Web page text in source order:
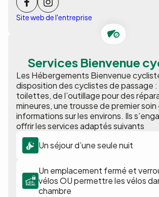
Site web de l'entreprise
Services Bienvenue
Les Hébergements Bienvenue
disposition des cyclistes de passage :
toilettes, de l’outillage pour des
mineures, une trousse de premier
informations sur les environs. Ils
offrir les services adaptés suivants
Un séjour d’une seule nuit
Un emplacement fermé et
vélos OU permettre les vélos
chambre